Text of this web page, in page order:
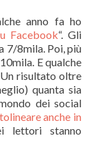
anno fa ho
Facebook“. Gli
7/8mila. Poi, più
E qualche
risultato oltre
quanta sia
dei social
anche in
stanno